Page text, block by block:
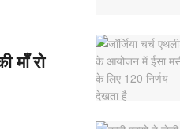
माँ रो